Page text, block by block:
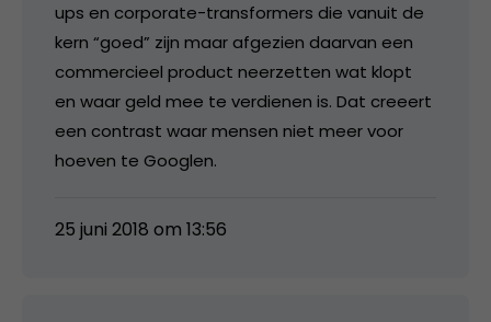
ups en corporate-transformers die vanuit de
kern “goed” zijn maar afgezien daarvan een
commercieel product neerzetten wat klopt
en waar geld mee te verdienen is. Dat creeert
een contrast waar mensen niet meer voor
hoeven te Googlen.
25 juni 2018 om 13:56